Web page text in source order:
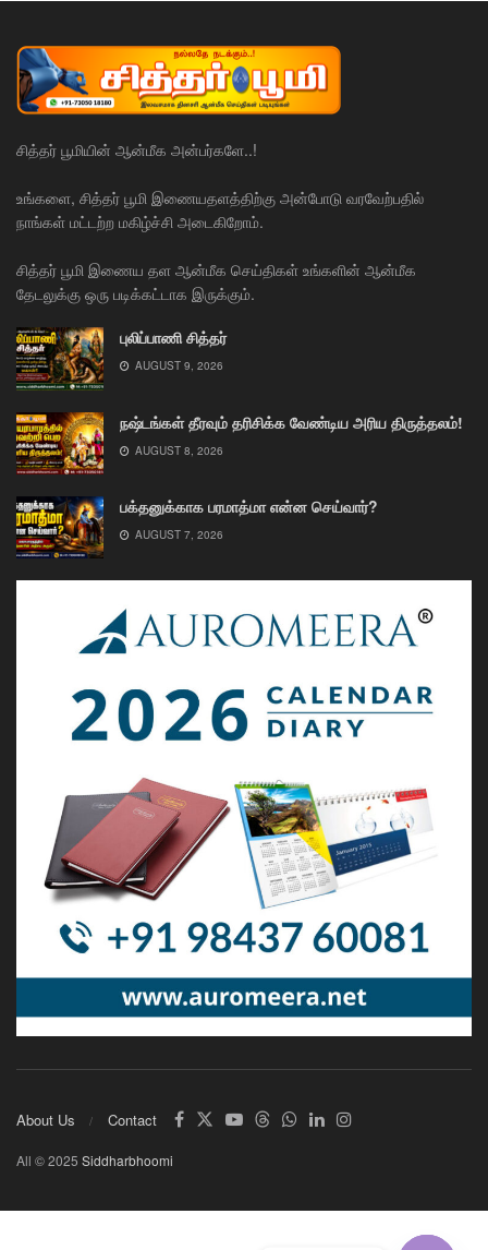
சித்தர் பூமியின் ஆன்மீக அன்பர்களே..!
உங்களை, சித்தர் பூமி இணையதளத்திற்கு அன்போடு வரவேற்பதில்
நாங்கள் மட்டற்ற மகிழ்ச்சி அடைகிறோம்.
சித்தர் பூமி இணைய தள ஆன்மீக செய்திகள் உங்களின் ஆன்மீக
தேடலுக்கு ஒரு படிக்கட்டாக இருக்கும்.
புலிப்பாணி சித்தர்
AUGUST 9, 2026
நஷ்டங்கள் தீரவும் தரிசிக்க வேண்டிய அரிய திருத்தலம்!
AUGUST 8, 2026
பக்தனுக்காக பரமாத்மா என்ன செய்வார்?
AUGUST 7, 2026
About Us Contact
All © 2025 Siddharbhoomi